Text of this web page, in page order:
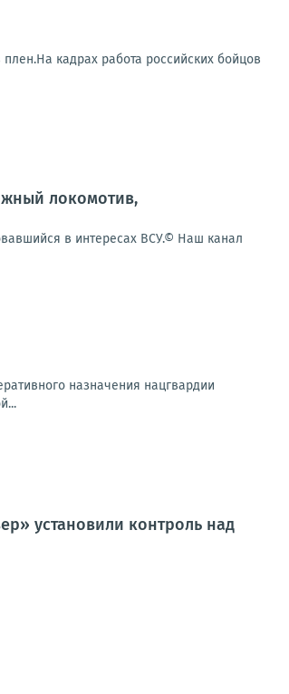
кадрах работа российских бойцов
локомотив,
в интересах ВСУ.© Наш канал
назначения нацгвардии
установили контроль над